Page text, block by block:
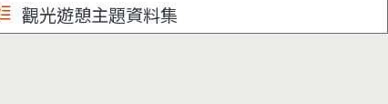
觀光遊憩主題資料集